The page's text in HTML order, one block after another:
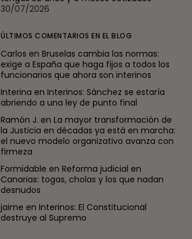
30/07/2026
ÚLTIMOS COMENTARIOS EN EL BLOG
Carlos en Bruselas cambia las normas:
exige a España que haga fijos a todos los
funcionarios que ahora son interinos
Interina en Interinos: Sánchez se estaría
abriendo a una ley de punto final
Ramón J. en La mayor transformación de
la Justicia en décadas ya está en marcha:
el nuevo modelo organizativo avanza con
firmeza
Formidable en Reforma judicial en
Canarias: togas, cholas y los que nadan
desnudos
jaime en Interinos: El Constitucional
destruye al Supremo